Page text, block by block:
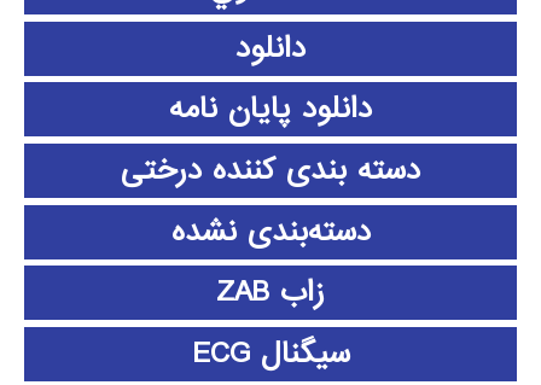
دانلود
دانلود پايان نامه
دسته بندی کننده درختی
دسته‌بندی نشده
زاب ZAB
سیگنال ECG